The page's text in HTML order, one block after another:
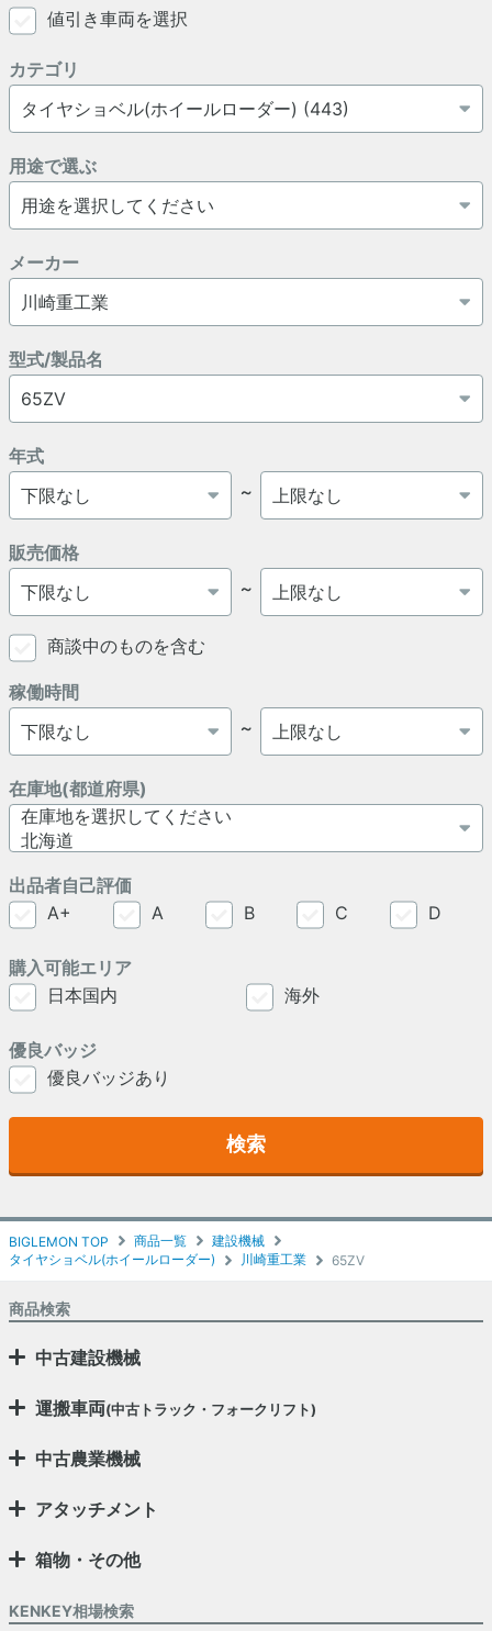
BIGLEMON TOP 商品一覧
建設機械
タイヤショベル(ホイールローダー)
川崎重工業 65ZV
値引き車両を選択
カテゴリ
用途で選ぶ
メーカー
型式/製品名
年式
～
販売価格
～
商談中のものを含む
稼働時間
～
在庫地(都道府県)
出品者自己評価
A+
A B C D
購入可能エリア
日本国内
海外
優良バッジ
優良バッジあり
検索
商品検索
中古建設機械
運搬車両(中古トラック・フォークリフト)
中古農業機械
アタッチメント
箱物・その他
KENKEY相場検索